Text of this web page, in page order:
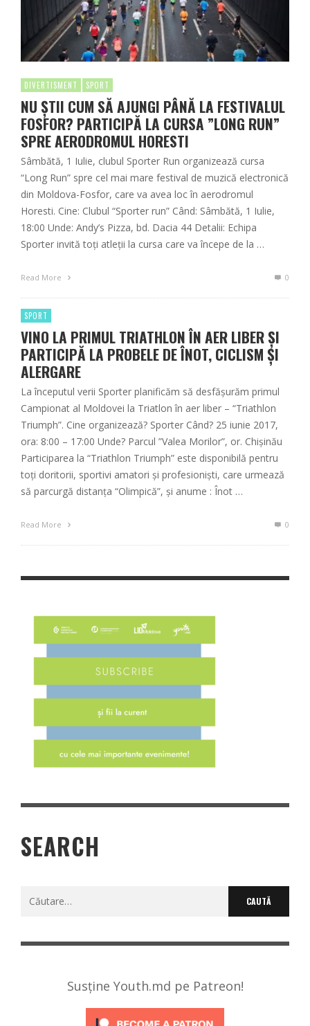
DIVERTISMENT SPORT
NU ȘTII CUM SĂ AJUNGI PÂNĂ LA FESTIVALUL
FOSFOR? PARTICIPĂ LA CURSA ”LONG RUN”
SPRE AERODROMUL HORESTI
Sâmbătă, 1 Iulie, clubul Sporter Run organizează cursa
“Long Run” spre cel mai mare festival de muzică electronică
din Moldova-Fosfor, care va avea loc în aerodromul
Horesti. Cine: Clubul “Sporter run” Când: Sâmbătă, 1 Iulie,
18:00 Unde: Andy’s Pizza, bd. Dacia 44 Detalii: Echipa
Sporter invită toți atleții la cursa care va începe de la …
Read More 0
SPORT
VINO LA PRIMUL TRIATHLON ÎN AER LIBER ȘI
PARTICIPĂ LA PROBELE DE ÎNOT, CICLISM ȘI
ALERGARE
La începutul verii Sporter planificăm să desfăşurăm primul
Campionat al Moldovei la Triatlon în aer liber – “Triathlon
Triumph”. Cine organizează? Sporter Când? 25 iunie 2017,
ora: 8:00 – 17:00 Unde? Parcul ”Valea Morilor”, or. Chișinău
Participarea la “Triathlon Triumph” este disponibilă pentru
toţi doritorii, sportivi amatori şi profesionişti, care urmează
să parcurgă distanţa “Olimpică”, şi anume : Înot …
Read More 0
SEARCH
Caută
Susține Youth.md pe Patreon!